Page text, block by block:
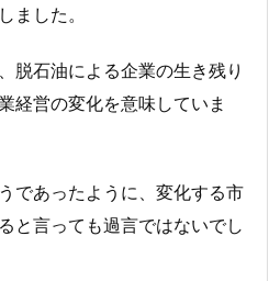
ました。
脱石油による企業の生き残り
経営の変化を意味していま
であったように、変化する市
と言っても過言ではないでし